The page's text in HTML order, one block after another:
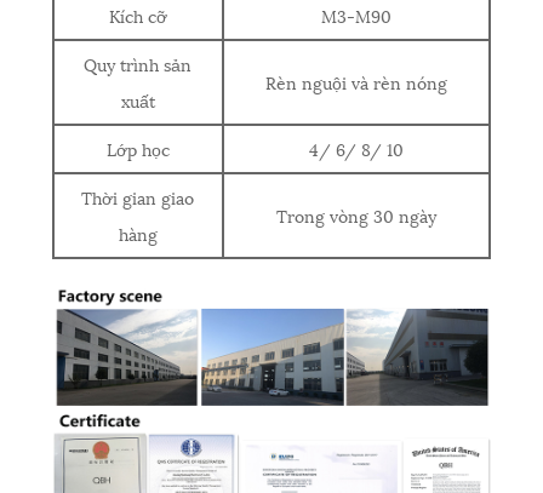
Kích cỡ
M3-M90
Quy trình sản
xuất
Rèn nguội và rèn nóng
Lớp học
4/ 6/ 8/ 10
Thời gian giao
hàng
Trong vòng 30 ngày